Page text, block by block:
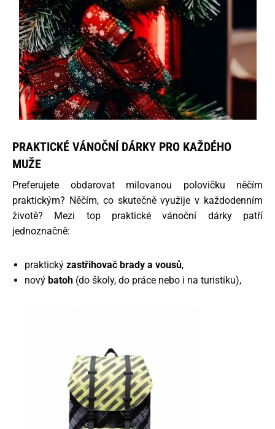
PRAKTICKÉ VÁNOČNÍ DÁRKY PRO KAŽDÉHO
MUŽE
Preferujete obdarovat milovanou polovičku něčím
praktickým? Něčím, co skutečně využije v každodenním
životě? Mezi top praktické vánoční dárky patří
jednoznačně:
praktický zastřihovač brady a vousů,
nový batoh (do školy, do práce nebo i na turistiku),